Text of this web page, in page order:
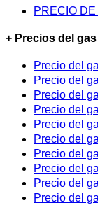
PRECIO
+ Precios del
Precio del
Precio del
Precio del
Precio del
Precio del
Precio del
Precio del
Precio del
Precio del
Precio del